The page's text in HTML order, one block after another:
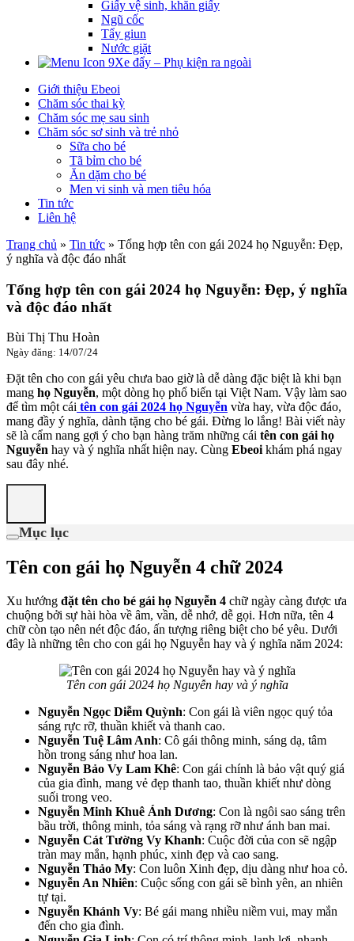
Giấy vệ sinh, khăn giấy
Ngũ cốc
Tẩy giun
Nước giặt
Xe đẩy – Phụ kiện ra ngoài
Giới thiệu Ebeoi
Chăm sóc thai kỳ
Chăm sóc mẹ sau sinh
Chăm sóc sơ sinh và trẻ nhỏ
Sữa cho bé
Tã bỉm cho bé
Ăn dặm cho bé
Men vi sinh và men tiêu hóa
Tin tức
Liên hệ
Trang chủ » Tin tức » Tổng hợp tên con gái 2024 họ Nguyễn: Đẹp,
ý nghĩa và độc đáo nhất
Tổng hợp tên con gái 2024 họ Nguyễn: Đẹp, ý nghĩa
và độc đáo nhất
Bùi Thị Thu Hoàn
Ngày đăng: 14/07/24
Đặt tên cho con gái yêu chưa bao giờ là dễ dàng đặc biệt là khi bạn
mang họ Nguyễn, một dòng họ phổ biến tại Việt Nam. Vậy làm sao
để tìm một cái tên con gái 2024 họ Nguyễn vừa hay, vừa độc đáo,
mang đầy ý nghĩa, dành tặng cho bé gái. Đừng lo lắng! Bài viết này
sẽ là cẩm nang gợi ý cho bạn hàng trăm những cái tên con gái họ
Nguyễn hay và ý nghĩa nhất hiện nay. Cùng Ebeoikhám phá ngay
sau đây nhé.
Mục lục
Tên con gái họ Nguyễn 4 chữ 2024
Xu hướng đặt tên cho bé gái họ Nguyễn 4 chữ ngày càng được ưa
chuộng bởi sự hài hòa về âm, vần, dễ nhớ, dễ gọi. Hơn nữa, tên 4
chữ còn tạo nên nét độc đáo, ấn tượng riêng biệt cho bé yêu. Dưới
đây là những tên cho con gái họ Nguyễn hay và ý nghĩa năm 2024:
Tên con gái 2024 họ Nguyễn hay và ý nghĩa
Nguyễn Ngọc Diễm Quỳnh: Con gái là viên ngọc quý tỏa
sáng rực rỡ, thuần khiết và thanh cao.
Nguyễn Tuệ Lâm Anh: Cô gái thông minh, sáng dạ, tâm
hồn trong sáng như hoa lan.
Nguyễn Bảo Vy Lam Khê: Con gái chính là bảo vật quý giá
của gia đình, mang vẻ đẹp thanh tao, thuần khiết như dòng
suối trong veo.
Nguyễn Minh Khuê Ánh Dương: Con là ngôi sao sáng trên
bầu trời, thông minh, tỏa sáng và rạng rỡ như ánh ban mai.
Nguyễn Cát Tường Vy Khanh: Cuộc đời của con sẽ ngập
tràn may mắn, hạnh phúc, xinh đẹp và cao sang.
Nguyễn Thảo My: Con luôn Xinh đẹp, dịu dàng như hoa cỏ.
Nguyễn An Nhiên: Cuộc sống con gái sẽ bình yên, an nhiên
tự tại.
Nguyễn Khánh Vy: Bé gái mang nhiều niềm vui, may mắn
đến cho gia đình.